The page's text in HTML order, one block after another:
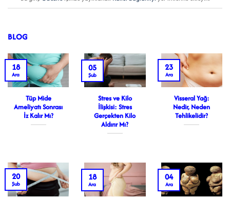
BLOG
Tüp Mide
Ameliyatı Sonrası
İz Kalır Mı?
18
Ara
Stres ve Kilo
İlişkisi: Stres
Gerçekten Kilo
Aldırır Mı?
05
Şub
Visseral Yağ:
Nedir, Neden
Tehlikelidir?
23
Ara
20
Şub
18
Ara
04
Ara